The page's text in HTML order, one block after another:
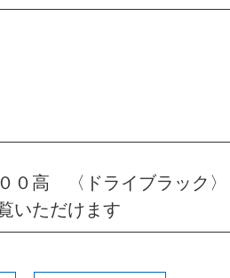
０高 〈ドライブラック
いただけます